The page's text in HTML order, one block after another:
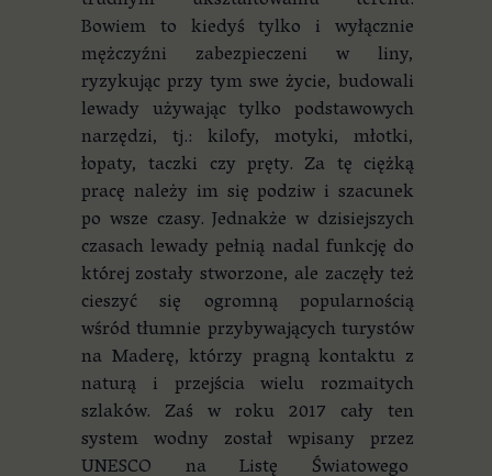
Bowiem to kiedyś tylko i wyłącznie
mężczyźni zabezpieczeni w liny,
ryzykując przy tym swe życie, budowali
lewady używając tylko podstawowych
narzędzi, tj.: kilofy, motyki, młotki,
łopaty, taczki czy pręty. Za tę ciężką
pracę należy im się podziw i szacunek
po wsze czasy. Jednakże w dzisiejszych
czasach lewady pełnią nadal funkcję do
której zostały stworzone, ale zaczęły też
cieszyć się ogromną popularnością
wśród tłumnie przybywających turystów
na Maderę, którzy pragną kontaktu z
naturą i przejścia wielu rozmaitych
szlaków. Zaś w roku 2017 cały ten
system wodny został wpisany przez
UNESCO na Listę Światowego